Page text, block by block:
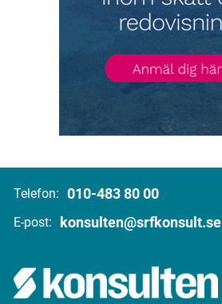
Telefon: 010-483 80 00
E-post: konsulten@srfkonsult.se